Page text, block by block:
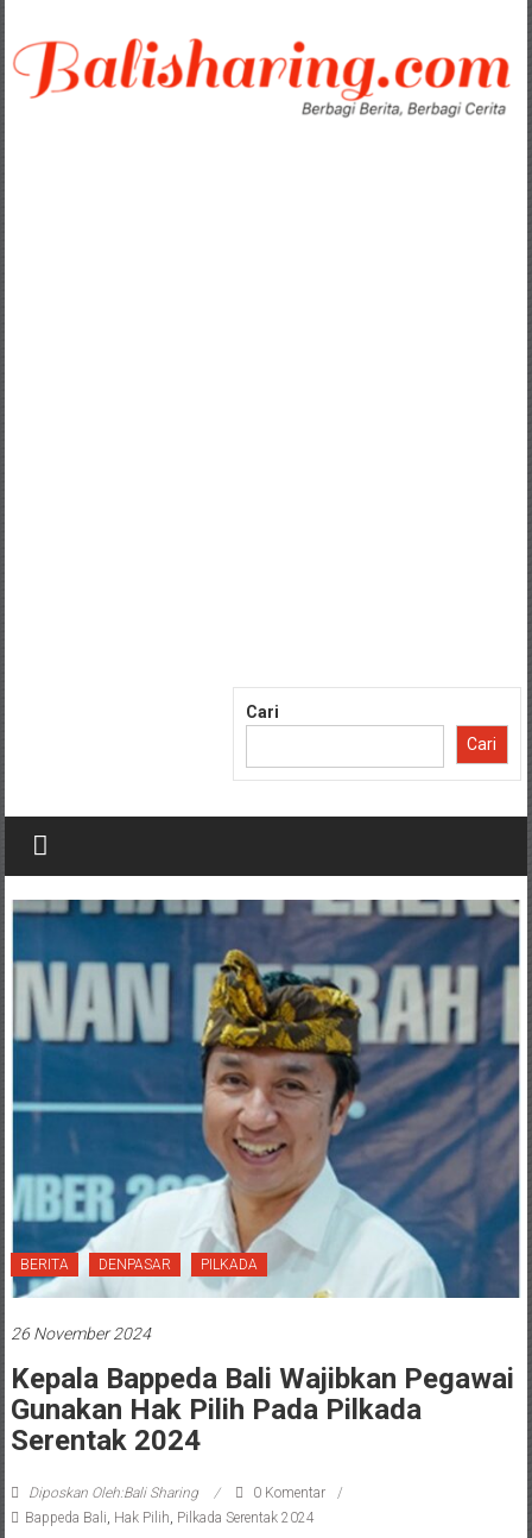
konten
Cari
Cari
BERITA DENPASAR PILKADA
26 November 2024
Kepala Bappeda Bali Wajibkan Pegawai
Gunakan Hak Pilih Pada Pilkada
Serentak 2024
Diposkan Oleh:Bali Sharing
0 Komentar
Bappeda Bali, Hak Pilih, Pilkada Serentak 2024